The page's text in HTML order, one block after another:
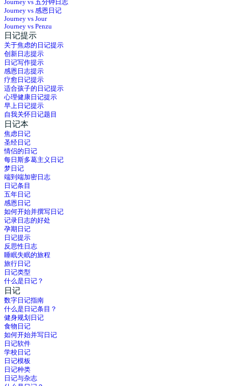
Journey vs 五分钟日志
Journey vs 感恩日记
Journey vs Jour
Journey vs Penzu
日记提示
关于焦虑的日记提示
创新日志提示
日记写作提示
感恩日志提示
疗愈日记提示
适合孩子的日记提示
心理健康日记提示
早上日记提示
自我关怀日记题目
日记本
焦虑日记
圣经日记
情侣的日记
每日斯多葛主义日记
梦日记
端到端加密日志
日记条目
五年日记
感恩日记
如何开始并撰写日记
记录日志的好处
孕期日记
日记提示
反思性日志
睡眠失眠的旅程
旅行日记
日记类型
什么是日记？
日记
数字日记指南
什么是日记条目？
健身规划日记
食物日记
如何开始并写日记
日记软件
学校日记
日记模板
日记种类
日记与杂志